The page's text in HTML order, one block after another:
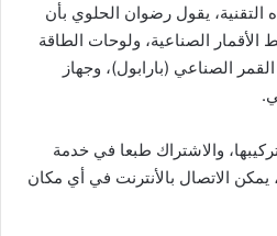
يقول رضوان الحلوي بأن
الأقمار الصناعية، ولوحات الطاقة
الصناعي (بارابول)، وجهاز
والاشتراك طبعا في خدمة
يمكن الاتصال بالأنترنت في أي مكان